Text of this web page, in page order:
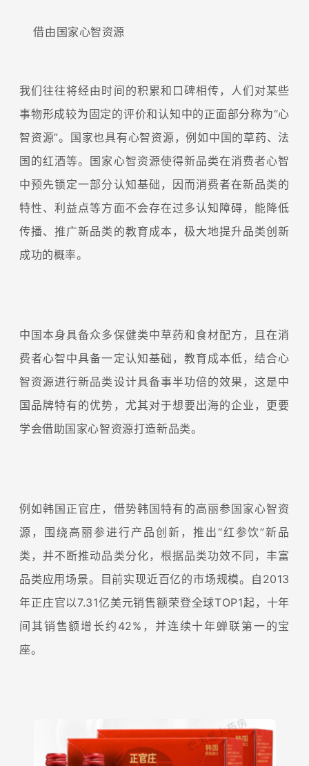
借由国家心智资源
我们往往将经由时间的积累和口碑相传，人们对某些
事物形成较为固定的评价和认知中的正面部分称为“心
智资源”。国家也具有心智资源，例如中国的草药、法
国的红酒等。国家心智资源使得新品类在消费者心智
中预先锁定一部分认知基础，因而消费者在新品类的
特性、利益点等方面不会存在过多认知障碍，能降低
传播、推广新品类的教育成本，极大地提升品类创新
成功的概率。
中国本身具备众多保健类中草药和食材配方，且在消
费者心智中具备一定认知基础，教育成本低，结合心
智资源进行新品类设计具备事半功倍的效果，这是中
国品牌特有的优势，尤其对于想要出海的企业，更要
学会借助国家心智资源打造新品类。
例如韩国正官庄，借势韩国特有的高丽参国家心智资
源，围绕高丽参进行产品创新，推出“红参饮”新品
类，并不断推动品类分化，根据品类功效不同，丰富
品类应用场景。目前实现近百亿的市场规模。自2013
年正庄官以7.31亿美元销售额荣登全球TOP1起，十年
间其销售额增长约42%，并连续十年蝉联第一的宝
座。